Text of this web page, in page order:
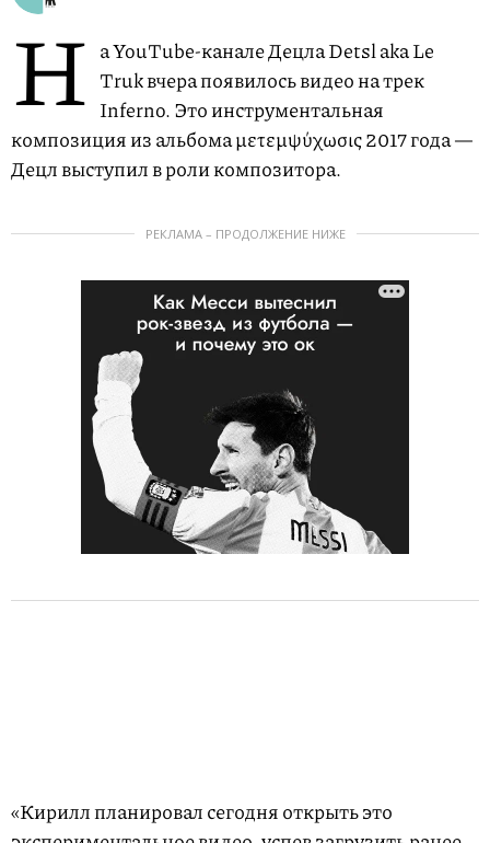
Н а YouTube-канале Децла Detsl aka Le
Truk вчера появилось видео на трек
Inferno. Это инструментальная
композиция из альбома μετεμψύχωσις 2017 года —
Децл выступил в роли композитора.
РЕКЛАМА – ПРОДОЛЖЕНИЕ НИЖЕ
«Кирилл планировал сегодня открыть это